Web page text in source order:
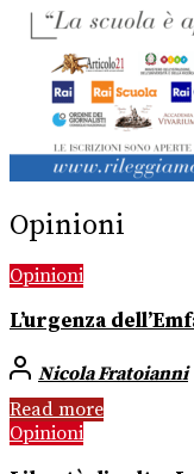
Opinioni
Opinioni
L’urgenza
Nicola Fratoianni
Read more
Opinioni